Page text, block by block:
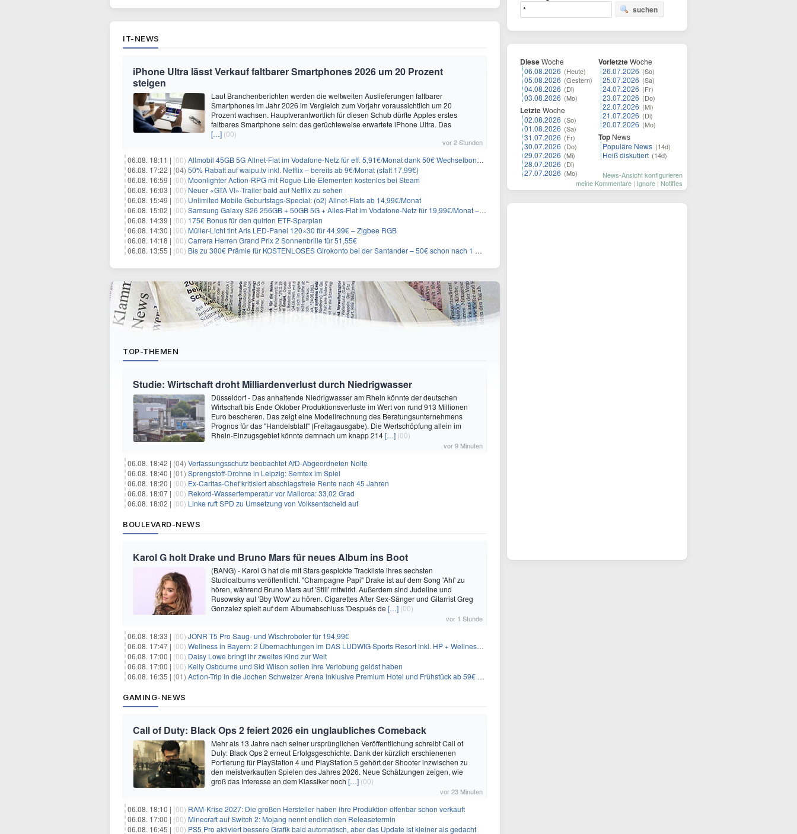
IT-NEWS
iPhone Ultra lässt Verkauf faltbarer Smartphones 2026 um 20 Prozent
steigen
Laut Branchenberichten werden die weltweiten Auslieferungen faltbarer
Smartphones im Jahr 2026 im Vergleich zum Vorjahr voraussichtlich um 20
Prozent wachsen. Hauptverantwortlich für diesen Schub dürfte Apples erstes
faltbares Smartphone sein: das gerüchteweise erwartete iPhone Ultra. Das
[…] (00)
vor 2 Stunden
06.08. 18:11 | (00) Allmobil 45GB 5G Allnet-Flat im Vodafone-Netz für eff. 5,91€/Monat dank 50€ Wechselbonus + 0€ AG
06.08. 17:22 | (04) 50% Rabatt auf waipu.tv inkl. Netflix – bereits ab 9€/Monat (statt 17,99€)
06.08. 16:59 | (00) Moonlighter Action-RPG mit Rogue-Lite-Elementen kostenlos bei Steam
06.08. 16:03 | (00) Neuer «GTA VI»-Trailer bald auf Netflix zu sehen
06.08. 15:49 | (00) Unlimited Mobile Geburtstags-Special: (o2) Allnet-Flats ab 14,99€/Monat
06.08. 15:02 | (00) Samsung Galaxy S26 256GB + 50GB 5G + Alles-Flat im Vodafone-Netz für 19,99€/Monat – eff. 0,20€/Monat
06.08. 14:39 | (00) 175€ Bonus für den quirion ETF-Sparplan
06.08. 14:30 | (00) Müller-Licht tint Aris LED-Panel 120×30 für 44,99€ – Zigbee RGB
06.08. 14:18 | (00) Carrera Herren Grand Prix 2 Sonnenbrille für 51,55€
06.08. 13:55 | (00) Bis zu 300€ Prämie für KOSTENLOSES Girokonto bei der Santander – 50€ schon nach 1 Woche!
TOP-THEMEN
Studie: Wirtschaft droht Milliardenverlust durch Niedrigwasser
Düsseldorf - Das anhaltende Niedrigwasser am Rhein könnte der deutschen
Wirtschaft bis Ende Oktober Produktionsverluste im Wert von rund 913 Millionen
Euro bescheren. Das zeigt eine Modellrechnung des Beratungsunternehmens
Prognos für das "Handelsblatt" (Freitagausgabe). Die Wertschöpfung allein im
Rhein-Einzugsgebiet könnte demnach um knapp 214[…] (00)
vor 9 Minuten
06.08. 18:42 | (04) Verfassungsschutz beobachtet AfD-Abgeordneten Nolte
06.08. 18:40 | (01) Sprengstoff-Drohne in Leipzig: Semtex im Spiel
06.08. 18:20 | (00) Ex-Caritas-Chef kritisiert abschlagsfreie Rente nach 45 Jahren
06.08. 18:07 | (00) Rekord-Wassertemperatur vor Mallorca: 33,02 Grad
06.08. 18:02 | (00) Linke ruft SPD zu Umsetzung von Volksentscheid auf
BOULEVARD-NEWS
Karol G holt Drake und Bruno Mars für neues Album ins Boot
(BANG) - Karol G hat die mit Stars gespickte Trackliste ihres sechsten
Studioalbums veröffentlicht. "Champagne Papi" Drake ist auf dem Song 'Ahí' zu
hören, während Bruno Mars auf 'Still' mitwirkt. Außerdem sind Judeline und
Rusowsky auf 'Bby Wow' zu hören. Cigarettes After Sex-Sänger und Gitarrist Greg
Gonzalez spielt auf dem Albumabschluss 'Después de […] (00)
vor 1 Stunde
06.08. 18:33 | (00) JONR T5 Pro Saug- und Wischroboter für 194,99€
06.08. 17:47 | (00) Wellness in Bayern: 2 Übernachtungen im DAS LUDWIG Sports Resort inkl. HP + Wellness ab 174€ p.P.
06.08. 17:00 | (00) Daisy Lowe bringt ihr zweites Kind zur Welt
06.08. 17:00 | (00) Kelly Osbourne und Sid Wilson sollen ihre Verlobung gelöst haben
06.08. 16:35 | (01) Action-Trip in die Jochen Schweizer Arena inklusive Premium Hotel und Frühstück ab 59€ p.P.
GAMING-NEWS
Call of Duty: Black Ops 2 feiert 2026 ein unglaubliches Comeback
Mehr als 13 Jahre nach seiner ursprünglichen Veröffentlichung schreibt Call of
Duty: Black Ops 2 erneut Erfolgsgeschichte. Dank der kürzlich erschienenen
Portierung für PlayStation 4 und PlayStation 5 gehört der Shooter inzwischen zu
den meistverkauften Spielen des Jahres 2026. Neue Schätzungen zeigen, wie
groß das Interesse an dem Klassiker noch […] (00)
vor 23 Minuten
06.08. 18:10 | (00) RAM-Krise 2027: Die großen Hersteller haben ihre Produktion offenbar schon verkauft
06.08. 17:00 | (00) Minecraft auf Switch 2: Mojang nennt endlich den Releasetermin
06.08. 16:45 | (00) PS5 Pro aktiviert bessere Grafik bald automatisch, aber das Update ist kleiner als gedacht
suchen
DieseWoche
06.08.2026 (Heute)
05.08.2026 (Gestern)
04.08.2026 (Di)
03.08.2026 (Mo)
LetzteWoche
02.08.2026 (So)
01.08.2026 (Sa)
31.07.2026 (Fr)
30.07.2026 (Do)
29.07.2026 (Mi)
28.07.2026 (Di)
27.07.2026 (Mo)
VorletzteWoche
26.07.2026 (So)
25.07.2026 (Sa)
24.07.2026 (Fr)
23.07.2026 (Do)
22.07.2026 (Mi)
21.07.2026 (Di)
20.07.2026 (Mo)
Top News
Populäre News (14d)
Heiß diskutiert (14d)
News-Ansicht konfigurieren
meine Kommentare | Ignore | Notifies